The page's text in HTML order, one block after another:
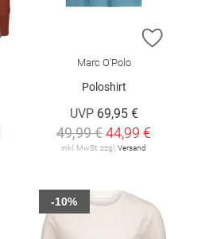
ZUR WUNSCHLISTE HINZUFÜGEN
ZUR
Marc O'Polo
Poloshirt
UVP 69,95 €
49,99 €44,99 €
inkl. MwSt. zzgl. Versand
-10%